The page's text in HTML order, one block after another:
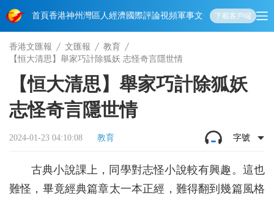
首頁香港神州 灣區人經濟國際評論視頻軍事文化 娛樂生活教育體
下載客戶端
香港文匯報 文匯報
教育
【恒大清思】舉家巧計除狐妖 志怪奇言隱世情
【恒大清思】舉家巧計除狐妖
志怪奇言隱世情
2024-01-23 04:10:08 教育 字號
古典小說課上，同學對志怪小說較有興趣。這也
難怪，畢竟經典篇章太一本正經，難得翻到幾篇風格